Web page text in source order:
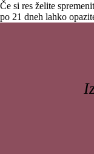
Če si res želite
po 21 dneh lahko